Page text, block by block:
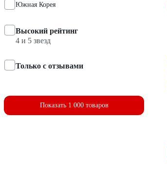
Южная Корея
Высокий рейтинг
4 и 5 звезд
Только с отзывами
Показать 1 000 товаров